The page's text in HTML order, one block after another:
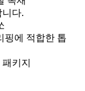
다.
핑에 적합한 톱
키지